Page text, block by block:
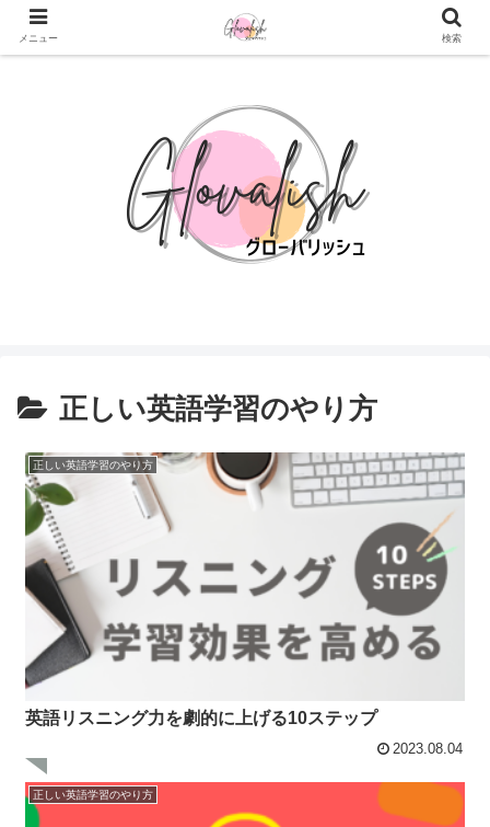
TOEIC®︎対策なら Glovalish
正しい英語学習のやり方
正しい英語学習のやり方
英語リスニング力を劇的に上げる10ステップ
2023.08.04
正しい英語学習のやり方
メニュー 検索